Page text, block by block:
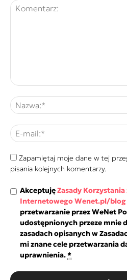
Zapamiętaj moje dane w tej
pisania kolejnych komentarzy.
AkceptujęZasady Korzystania
Internetowego Wenet.pl/blog
przetwarzanie przez WeNet
udostępnionych przeze mnie
zasadach opisanych w
mi znane cele przetwarzania
uprawnienia.*